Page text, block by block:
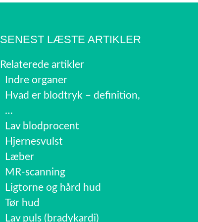
SENEST LÆSTE ARTIKLER
Relaterede artikler
Indre organer
Hvad er blodtryk – definition,
…
Lav blodprocent
Hjernesvulst
Læber
MR-scanning
Ligtorne og hård hud
Tør hud
Lav puls (bradykardi)